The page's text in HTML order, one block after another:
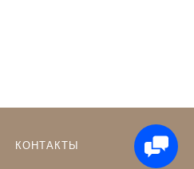
КОНТАКТЫ